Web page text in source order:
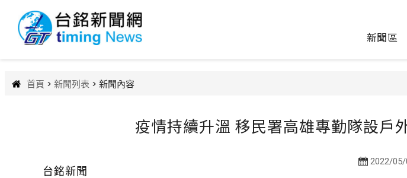
新聞區
首頁 > 新聞列表 > 新聞內容
疫情持續升溫 移民署高雄專勤隊設戶
2022/05/
台銘新聞